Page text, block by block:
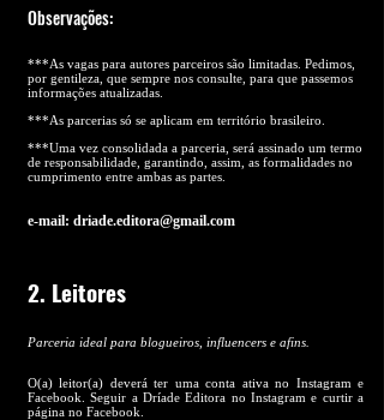
Observações:
***As vagas para autores parceiros são limitadas. Pedimos,
por gentileza, que sempre nos consulte, para que passemos
informações atualizadas.
***As parcerias só se aplicam em território brasileiro.
***Uma vez consolidada a parceria, será assinado um termo
de responsabilidade, garantindo, assim, as formalidades no
cumprimento entre ambas as partes.
e-mail: driade.editora@gmail.com
2. Leitores
Parceria ideal para blogueiros, influencers e afins.
O(a) leitor(a) deverá ter uma conta ativa no Instagram e
Facebook. Seguir a Dríade Editora no Instagram e curtir a
página no Facebook.